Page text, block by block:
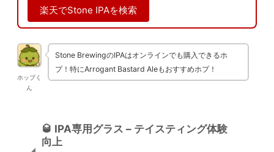
楽天でStone IPAを検索
ホップく
ん
Stone BrewingのIPAはオンラインでも購入できるホ
プ！特にArrogant Bastard Aleもおすすめホプ！
🥃 IPA専用グラス – テイスティング体験
向上